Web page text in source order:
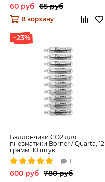
60 руб 65 руб
В корзину
–23%
Баллончики CO2 для
пневматики Borner / Quarta, 12
грамм, 10 штук
1
600 руб 780 руб